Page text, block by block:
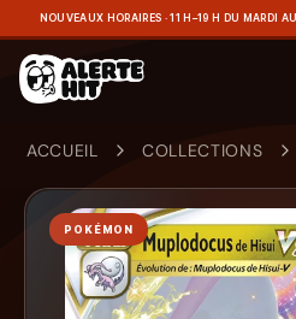
NOUVEAUX HORAIRES · 11 H–19 H DU MARDI
ACCUEIL COLLECTIONS
POKÉMON